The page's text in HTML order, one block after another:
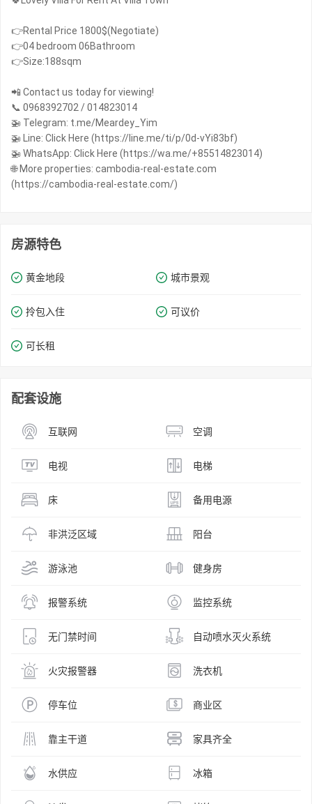
👉Rental Price 1800$(Negotiate)
👉04 bedroom 06Bathroom
👉Size:188sqm
📲 Contact us today for viewing!
📞 0968392702 / 014823014
🚁 Telegram: t.me/Meardey_Yim
🚁 Line: Click Here (https://line.me/ti/p/0d-vYi83bf)
🚁 WhatsApp: Click Here (https://wa.me/+85514823014)
🌐 More properties: cambodia-real-estate.com
(https://cambodia-real-estate.com/)
房源特色
黄金地段 城市景观
拎包入住 可议价
可长租
配套设施
互联网 空调
电视 电梯
床 备用电源
非洪泛区域 阳台
游泳池 健身房
报警系统 监控系统
无门禁时间 自动喷水灭火系统
火灾报警器 洗衣机
停车位 商业区
靠主干道 家具齐全
水供应 冰箱